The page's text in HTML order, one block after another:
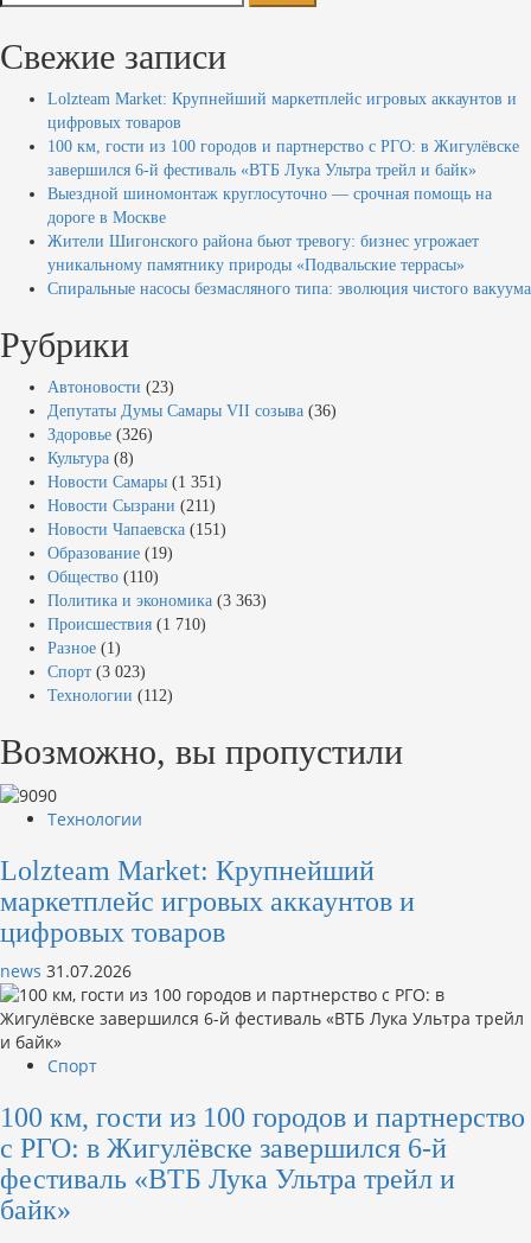
Свежие записи
Lolzteam Market: Крупнейший маркетплейс игровых аккаунтов и
цифровых товаров
100 км, гости из 100 городов и партнерство с РГО: в Жигулёвске
завершился 6-й фестиваль «ВТБ Лука Ультра трейл и байк»
Выездной шиномонтаж круглосуточно — срочная помощь на
дороге в Москве
Жители Шигонского района бьют тревогу: бизнес угрожает
уникальному памятнику природы «Подвальские террасы»
Спиральные насосы безмасляного типа: эволюция чистого вакуума
Рубрики
Автоновости (23)
Депутаты Думы Самары VII созыва (36)
Здоровье (326)
Культура (8)
Новости Самары (1 351)
Новости Сызрани (211)
Новости Чапаевска (151)
Образование (19)
Общество (110)
Политика и экономика (3 363)
Происшествия (1 710)
Разное (1)
Спорт (3 023)
Технологии (112)
Возможно, вы пропустили
Технологии
Lolzteam Market: Крупнейший
маркетплейс игровых аккаунтов и
цифровых товаров
news 31.07.2026
Спорт
100 км, гости из 100 городов и партнерство
с РГО: в Жигулёвске завершился 6-й
фестиваль «ВТБ Лука Ультра трейл и
байк»